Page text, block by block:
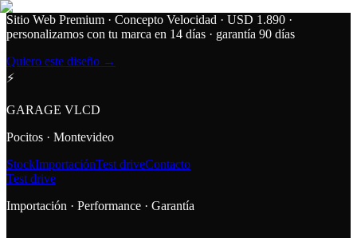
Sitio Web Premium · Concepto Velocidad · USD 1.890 ·
personalizamos con tu marca en 14 días · garantía 90 días
Quiero este diseño →
⚡
GARAGE VLCD
Pocitos · Montevideo
StockImportaciónTest driveContacto
Test drive
Importación · Performance · Garantía